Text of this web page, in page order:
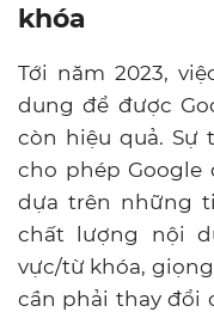
khóa
Tới năm 2023,
dung để được
còn hiệu quả. Sự
cho phép Google
dựa trên những
chất lượng nội
vực/từ khóa, giọng
cần phải thay đổi